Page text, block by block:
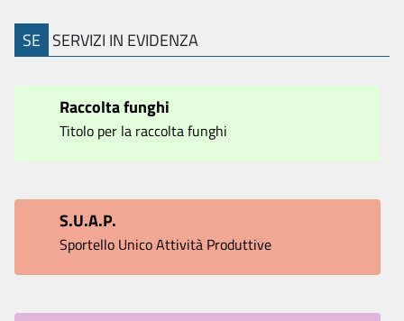
SE SERVIZI IN EVIDENZA
Raccolta funghi
Titolo per la raccolta funghi
S.U.A.P.
Sportello Unico Attività Produttive